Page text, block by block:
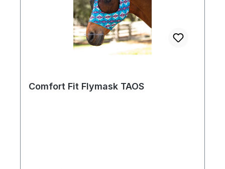
Comfort Fit Flymask TAOS